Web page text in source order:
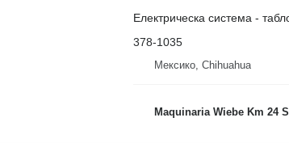
Електрическа система -
378-1035
Мексико, Chihuahua
Maquinaria Wiebe Km 24